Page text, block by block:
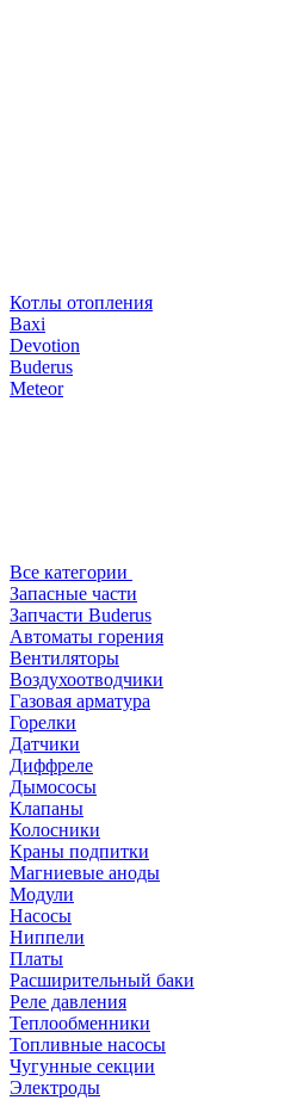
Котлы отопления
Baxi
Devotion
Buderus
Meteor
Все категории
Запасные части
Запчасти Buderus
Автоматы горения
Вентиляторы
Воздухоотводчики
Газовая арматура
Горелки
Датчики
Диффреле
Дымососы
Клапаны
Колосники
Краны подпитки
Магниевые аноды
Модули
Насосы
Ниппели
Платы
Расширительный баки
Реле давления
Теплообменники
Топливные насосы
Чугунные секции
Электроды